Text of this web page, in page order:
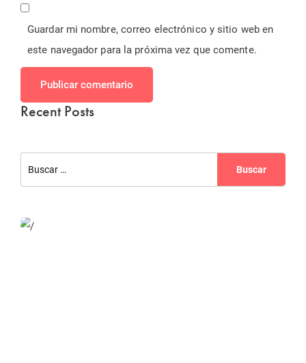
Guardar mi nombre, correo electrónico y sitio web en
este navegador para la próxima vez que comente.
Publicar comentario
Recent Posts